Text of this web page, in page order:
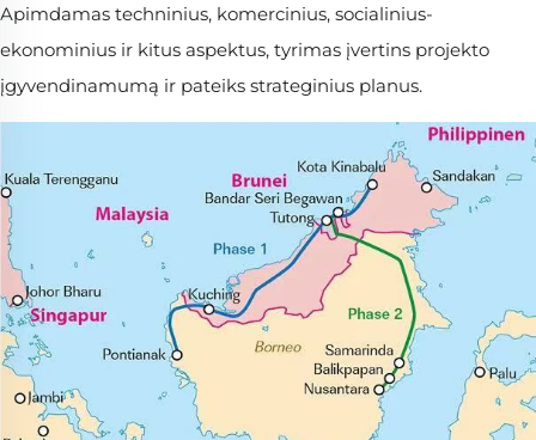
Apimdamas techninius, komercinius, socialinius-
ekonominius ir kitus aspektus, tyrimas įvertins projekto
įgyvendinamumą ir pateiks strateginius planus.